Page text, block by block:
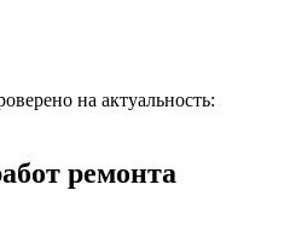
на актуальность:
ремонта